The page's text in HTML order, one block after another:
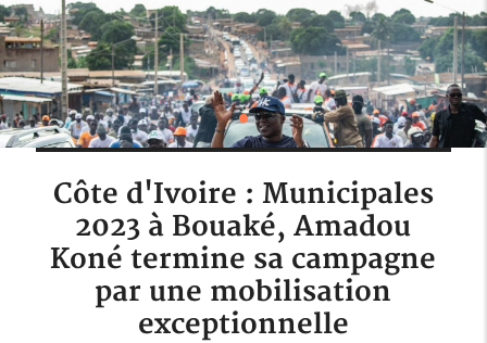
Côte d'Ivoire : Municipales
2023 à Bouaké, Amadou
Koné termine sa campagne
par une mobilisation
exceptionnelle